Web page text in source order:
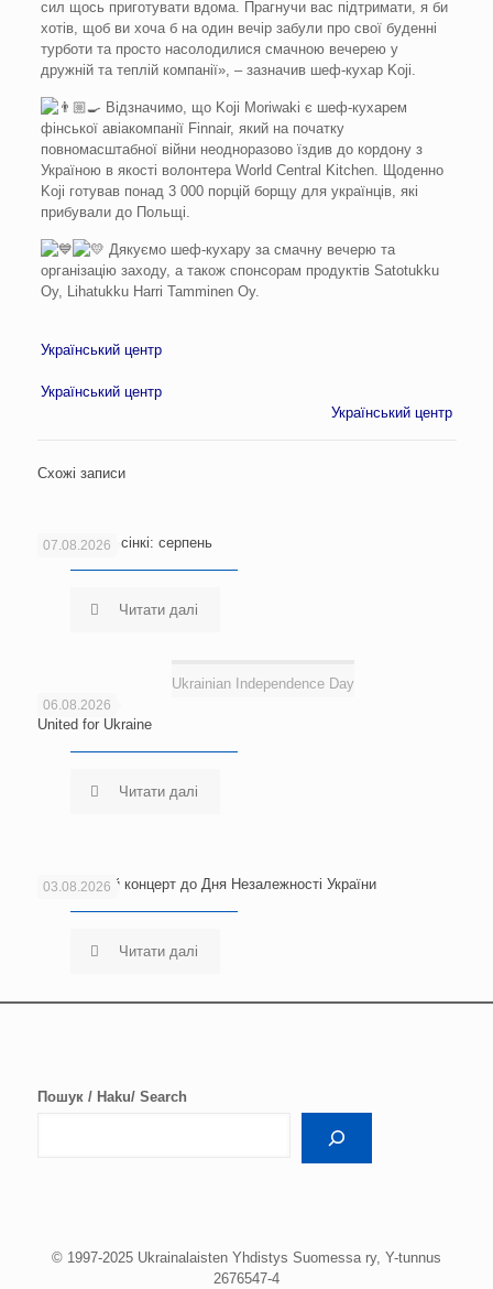
сил щось приготувати вдома. Прагнучи вас підтримати, я би
хотів, щоб ви хоча б на один вечір забули про свої буденні
турботи та просто насолодилися смачною вечерею у
дружній та теплій компанії», – зазначив шеф-кухар Koji.
Відзначимо, що Koji Moriwaki є шеф-кухарем
фінської авіакомпанії Finnair, який на початку
повномасштабної війни неодноразово їздив до кордону з
Україною в якості волонтера World Central Kitchen. Щоденно
Koji готував понад 3 000 порцій борщу для українців, які
прибували до Польщі.
Дякуємо шеф-кухару за смачну вечерю та
організацію заходу, а також спонсорам продуктів Satotukku
Oy, Lihatukku Harri Tamminen Oy.
Український центр
Український центр
Український центр
Схожі записи
07.08.2026
Новини Гельсінкі: серпень
Читати далі
Ukrainian Independence Day
06.08.2026
United for Ukraine
Читати далі
03.08.2026
Благодійний концерт до Дня Незалежності України
Читати далі
Пошук / Haku/ Search
© 1997-2025 Ukrainalaisten Yhdistys Suomessa ry, Y-tunnus
2676547-4